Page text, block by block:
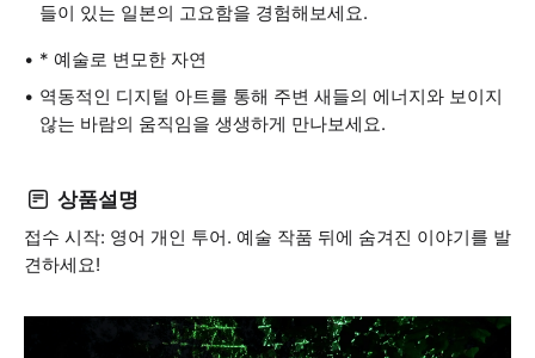
들이 있는 일본의 고요함을 경험해보세요.
* 예술로 변모한 자연
역동적인 디지털 아트를 통해 주변 새들의 에너지와 보이지
않는 바람의 움직임을 생생하게 만나보세요.
상품설명
접수 시작: 영어 개인 투어. 예술 작품 뒤에 숨겨진 이야기를 발
견하세요!